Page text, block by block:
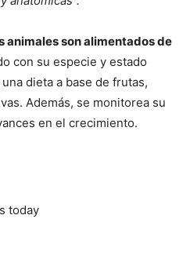
animales son alimentados de
con su especie y estado
dieta a base de frutas,
Además, se monitorea su
en el crecimiento.
today